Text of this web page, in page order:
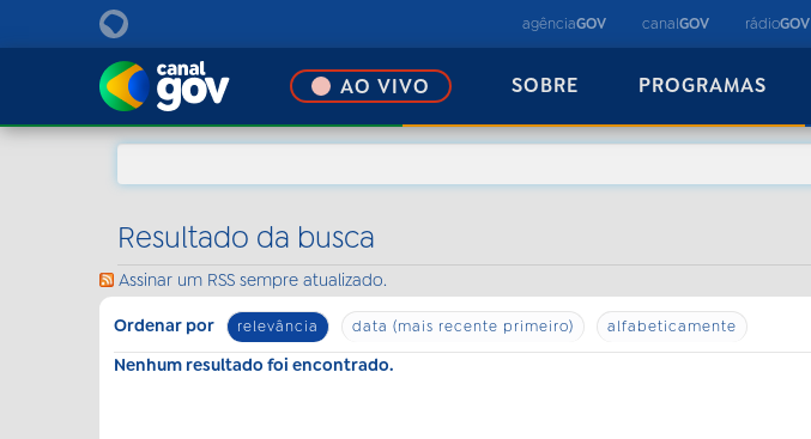
agênciaGOV canalGOV rádioGOV
AO VIVO SOBRE PROGRAMAS
Resultado da busca
Assinar um RSS sempre atualizado.
Ordenar por relevância data (mais recente primeiro) alfabeticamente
Nenhum resultado foi encontrado.